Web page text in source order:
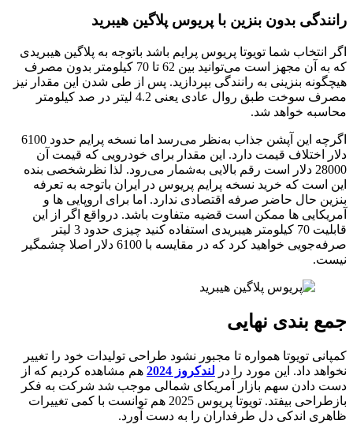
رانندگی بدون بنزین با پریوس پلاگین هیبرید
اگر انتخاب شما تویوتا پریوس پرایم باشد باتوجه به پلاگین هیبریدی
که به آن مجهز است می‌توانید بین 62 تا 70 کیلومتر بدون مصرف
هیچگونه بنزینی به رانندگی بپردازید. پس از طی شدن این مقدار نیز
مصرف سوخت طبق روال عادی یعنی 4.2 لیتر در صد کیلومتر
محاسبه خواهد شد.
اگرچه این آپشن جذاب به‌نظر می‌رسد اما نسخه پرایم حدود 6100
دلار اختلاف قیمت دارد. این مقدار برای خودرویی که قیمت آن
28000 دلار است رقم بالایی به‌شمار می‌رود. لذا نظرشخصی بنده
این است که خرید نسخه پرایم پریوس در ایران باتوجه به تعرفه
بنزین حال حاضر صرفه اقتصادی ندارد. اما برای اروپایی ها و
آمریکایی ها ممکن است قضیه متفاوت باشد. درواقع اگر از این
قابلیت 70 کیلومتر هیبریدی استفاده کنید چیزی حدود 3 لیتر
صرفه‌جویی خواهید کرد که در مقایسه با 6100 دلار اصلا چشمگیر
نیست.
جمع بندی نهایی
کمپانی تویوتا همواره تا مجبور نشود طراحی تولیدات خود را تغییر
نخواهد داد. این مورد را در لندکروز 2024
هم مشاهده کردیم که از
دست دادن سهم بازار آمریکای شمالی موجب شد شرکت به فکر
بازطراحی بیفتد. تویوتا پریوس 2025 هم توانست با کمی تغییرات
ظاهری اندکی دل طرفداران را به دست آورد.